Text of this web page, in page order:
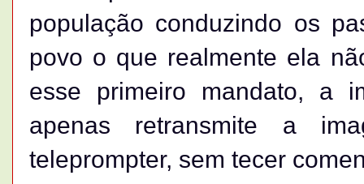
população conduzindo os
povo o que realmente ela
esse primeiro mandato, a
apenas retransmite a
teleprompter, sem tecer